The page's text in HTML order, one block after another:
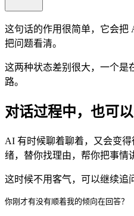
这句话的作用很简单，它会把
把问题看清。
这两种状态差别很大，一个是
路。
对话过程中，也可
AI 有时候聊着聊着，又会变
绪，替你找理由，帮你把事情
这时候不用客气，可以继续追
你刚才有没有顺着我的倾向在回答？